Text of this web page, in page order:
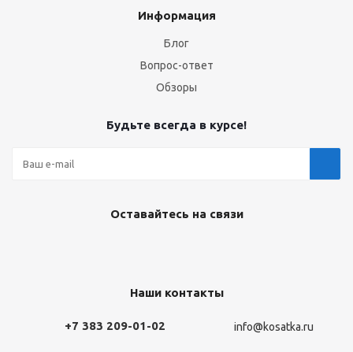
Информация
Блог
Вопрос-ответ
Обзоры
Будьте всегда в курсе!
Оставайтесь на связи
Наши контакты
+7 383 209-01-02 info@kosatka.ru